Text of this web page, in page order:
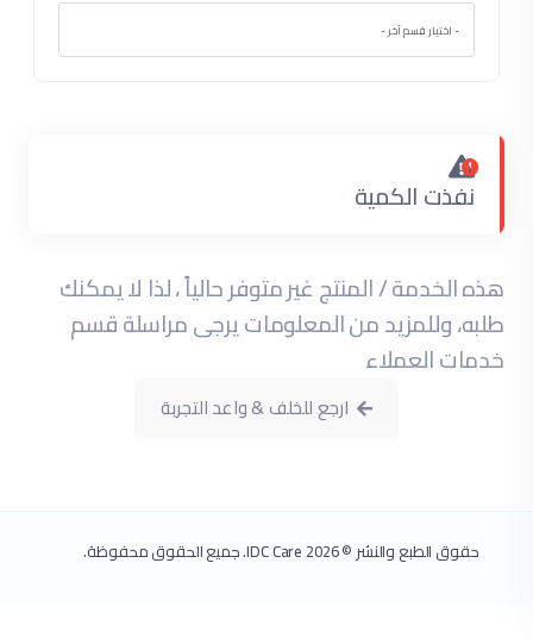
نفذت الكمية
هذه الخدمة / المنتج غير متوفر حالياً ، لذا لا يمكنك
طلبه، وللمزيد من المعلومات يرجى مراسلة قسم
خدمات العملاء
ارجع للخلف & واعد التجربة
حقوق الطبع والنشر © 2026 IDC Care. جميع الحقوق محفوظة.